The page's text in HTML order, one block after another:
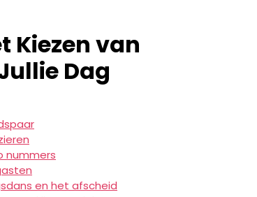
Kiezen van
Dag
nummers
en het afscheid